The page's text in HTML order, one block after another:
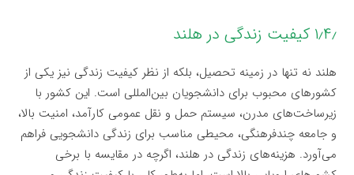
۱٫۴٫ کیفیت زندگی در هلند
هلند نه تنها در زمینه تحصیل، بلکه از نظر کیفیت زندگی نیز یکی از
کشورهای محبوب برای دانشجویان بین‌المللی است. این کشور با
زیرساخت‌های مدرن، سیستم حمل و نقل عمومی کارآمد، امنیت بالا،
و جامعه چندفرهنگی، محیطی مناسب برای زندگی دانشجویی فراهم
می‌آورد. هزینه‌های زندگی در هلند، اگرچه در مقایسه با برخی